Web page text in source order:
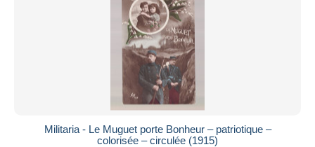
Militaria - Le Muguet porte Bonheur – patriotique –
colorisée – circulée (1915)